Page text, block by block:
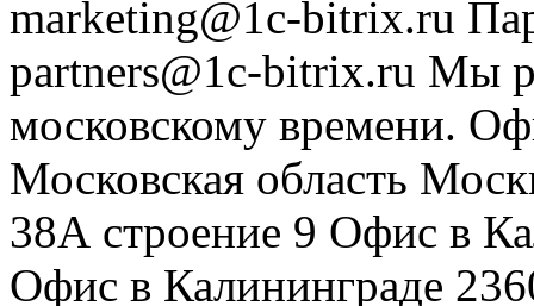
marketing@1c-bitrix.ru
partners@1c-bitrix.ru Мы
московскому времени.
Московская область
38А строение 9 Офис в
Офис в Калининграде